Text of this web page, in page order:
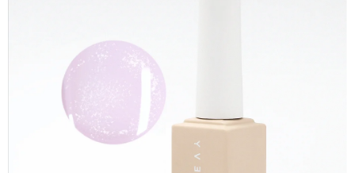
hviezdičiek.